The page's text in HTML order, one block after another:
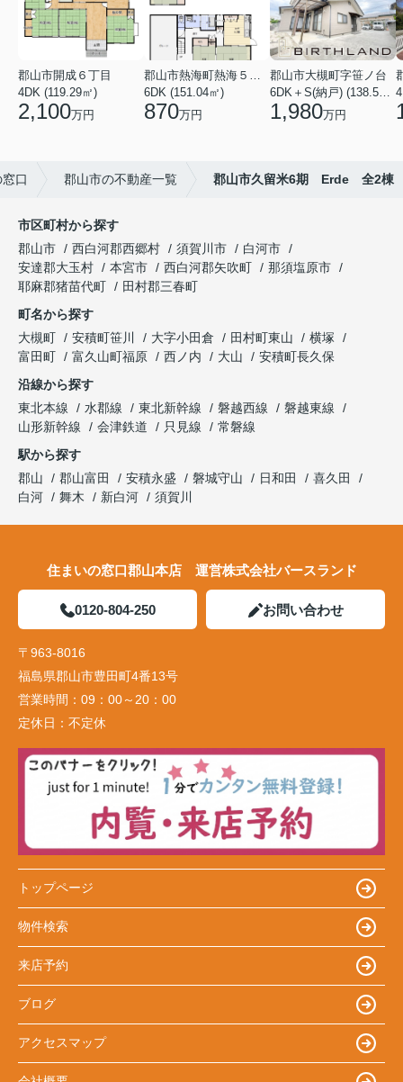
郡山市開成６丁目
4DK (119.29㎡)
2,100万円
郡山市熱海町熱海５丁目
6DK (151.04㎡)
870万円
郡山市大槻町字笹ノ台
6DK＋S(納戸) (138.55㎡)
1,980万円
口 郡山市の不動産一覧 郡山市久留米6期 Erde 全2棟
市区町村から探す
郡山市
西白河郡西郷村 須賀川市
白河市
安達郡大玉村
本宮市 西白河郡矢吹町
那須塩原市
耶麻郡猪苗代町
田村郡三春町
町名から探す
大槻町
安積町笹川 大字小田倉 田村町東山
横塚
富田町
富久山町福原 西ノ内 大山
安積町長久保
沿線から探す
東北本線
水郡線 東北新幹線 磐越西線
磐越東線
山形新幹線
会津鉄道 只見線
常磐線
駅から探す
郡山
郡山富田 安積永盛 磐城守山 日和田
喜久田
白河
舞木 新白河 須賀川
住まいの窓口郡山本店 運営株式会社バースランド
0120-804-250 お問い合わせ
〒963-8016
福島県郡山市豊田町4番13号
営業時間： 09：00～20：00
定休日： 不定休
トップページ
物件検索
来店予約
ブログ
アクセスマップ